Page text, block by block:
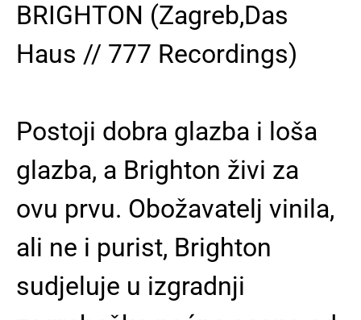
BRIGHTON (Zagreb,Das
Haus // 777 Recordings)
Postoji dobra glazba i loša
glazba, a Brighton živi za
ovu prvu. Obožavatelj vinila,
ali ne i purist, Brighton
sudjeluje u izgradnji